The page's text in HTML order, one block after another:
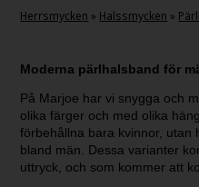
Herrsmycken » Halssmycken »
Moderna pärlhalsband för
På Marjoe har vi snygga och
olika färger och med olika
förbehållna bara kvinnor, utan
bland män. Dessa varianter
uttryck, och som kommer att